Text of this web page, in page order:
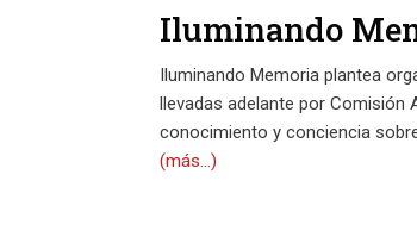
Iluminando
Iluminando Memoria plantea
llevadas adelante por
conocimiento y conciencia
(más…)